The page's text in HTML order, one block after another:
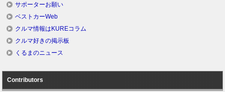
サポーターお願い
ベストカーWeb
クルマ情報はKUREコラム
クルマ好きの掲示板
くるまのニュース
Contributors